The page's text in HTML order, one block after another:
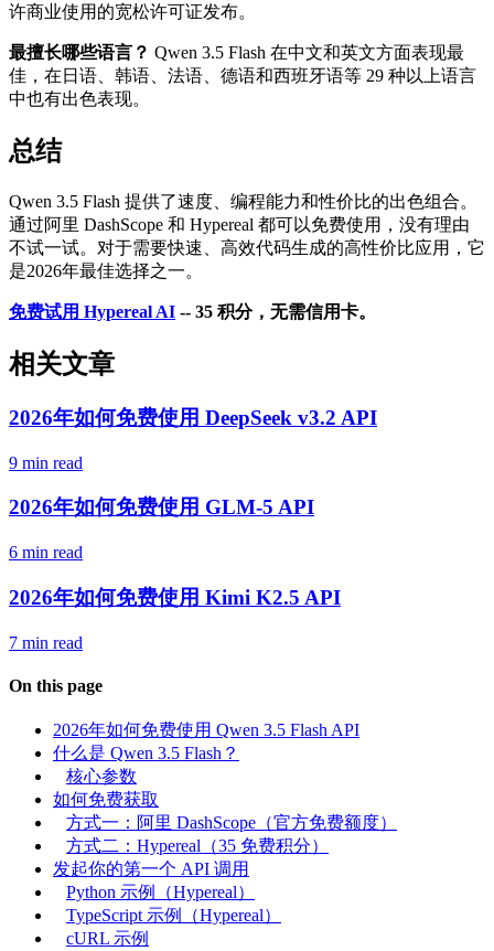
许商业使用的宽松许可证发布。
最擅长哪些语言？ Qwen 3.5 Flash 在中文和英文方面表现最
佳，在日语、韩语、法语、德语和西班牙语等 29 种以上语言
中也有出色表现。
总结
Qwen 3.5 Flash 提供了速度、编程能力和性价比的出色组合。
通过阿里 DashScope 和 Hypereal 都可以免费使用，没有理由
不试一试。对于需要快速、高效代码生成的高性价比应用，它
是2026年最佳选择之一。
免费试用 Hypereal AI -- 35 积分，无需信用卡。
相关文章
2026年如何免费使用 DeepSeek v3.2 API
9 min read
2026年如何免费使用 GLM-5 API
6 min read
2026年如何免费使用 Kimi K2.5 API
7 min read
On this page
2026年如何免费使用 Qwen 3.5 Flash API
什么是 Qwen 3.5 Flash？
核心参数
如何免费获取
方式一：阿里 DashScope（官方免费额度）
方式二：Hypereal（35 免费积分）
发起你的第一个 API 调用
Python 示例（Hypereal）
TypeScript 示例（Hypereal）
cURL 示例